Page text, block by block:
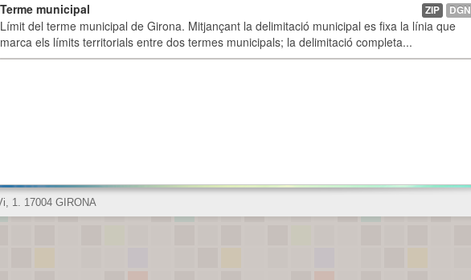
Terme municipal
Límit del terme municipal de Girona. Mitjançant la delimitació municipal es fixa la línia que
marca els límits territorials entre dos termes municipals; la delimitació completa...
ZIP DGN
1. 17004 GIRONA